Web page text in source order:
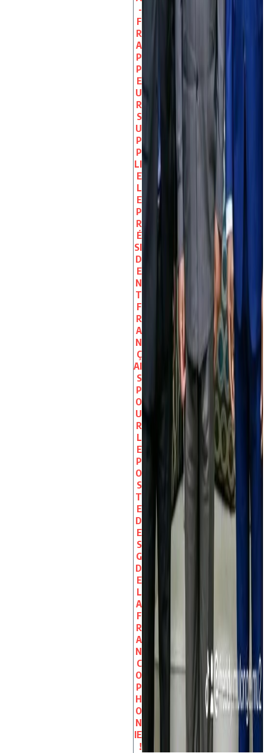
-
F
R
A
P
P
E
U
R
S
U
P
P
LI
E
L
E
P
R
É
SI
D
E
N
T
F
R
A
N
Ç
AI
S
P
O
U
R
L
E
P
O
S
T
E
D
E
S
G
D
E
L
A
F
R
A
N
C
O
P
H
O
N
IE
!